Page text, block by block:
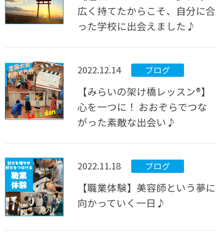
広く持てたからこそ、自分に合
った学校に出会えました♪
2022.12.14 ブログ
【みらいの架け橋レッスン®】
心を一つに！ おおぞらでつな
がった素敵な出会い♪
2022.11.18 ブログ
【職業体験】美容師という夢に
向かっていく一日♪